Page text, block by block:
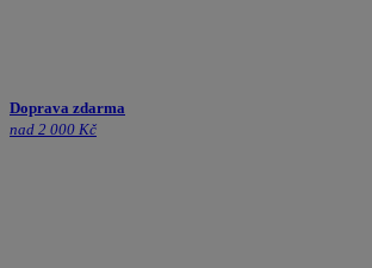
Doprava zdarma
nad 2 000 Kč